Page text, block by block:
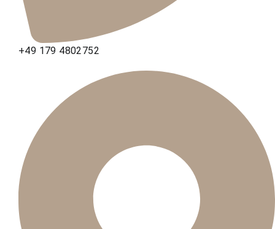
+49 179 4802752